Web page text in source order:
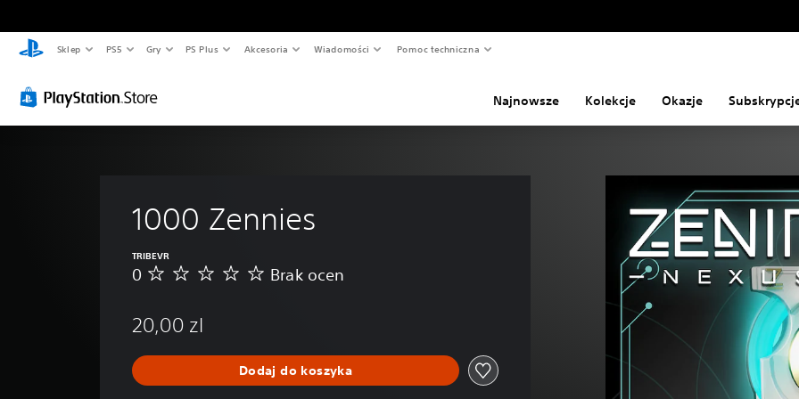
Sklep PS5 Gry PS Plus Akcesoria Wiadomości Pomoc techniczna
Najnowsze Kolekcje Okazje
1000 Zennies
TRIBEVR
B
k
c
e
0 Brak ocen
20,00 zl
Dodaj do koszyka